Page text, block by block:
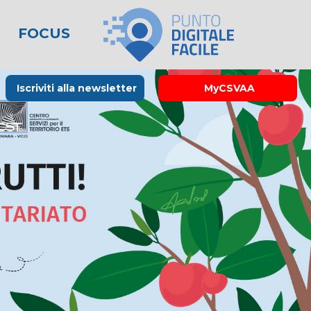
FOCUS
Rubrica La Stampa
Links utili
Iscriviti alla newsletter MyCSVAA